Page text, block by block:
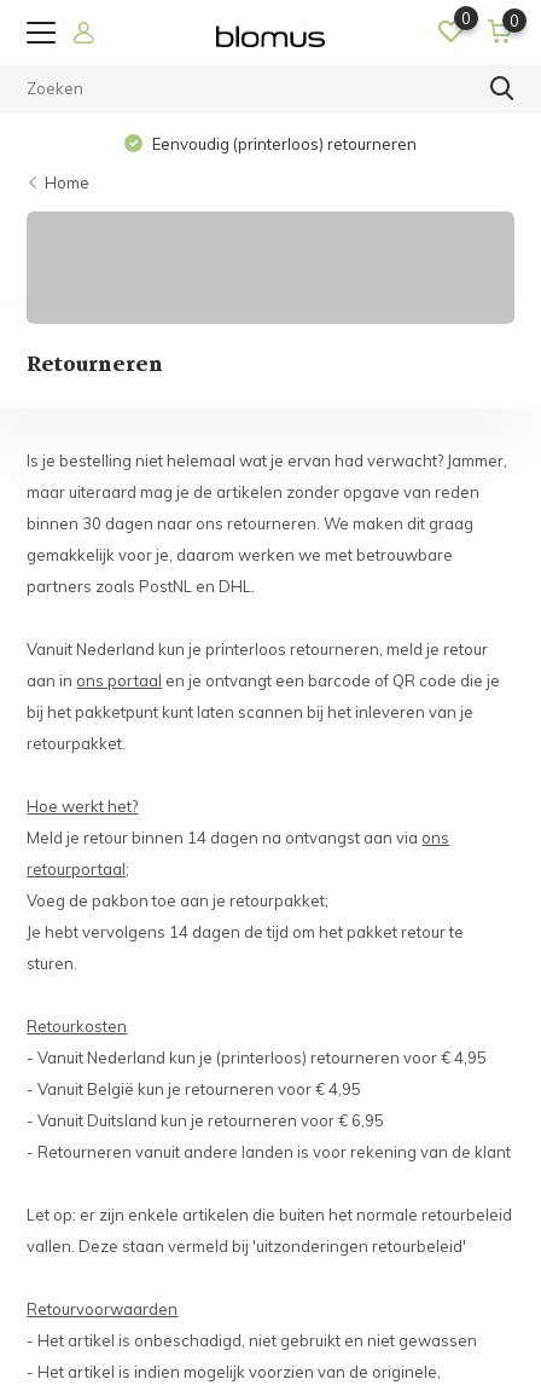
0 0
Eenvoudig (printerloos) retourneren
Home
Retourneren
Is je bestelling niet helemaal wat je ervan had verwacht? Jammer,
maar uiteraard mag je de artikelen zonder opgave van reden
binnen 30 dagen naar ons retourneren. We maken dit graag
gemakkelijk voor je, daarom werken we met betrouwbare
partners zoals PostNL en DHL.
Vanuit Nederland kun je printerloos retourneren, meld je retour
aan in ons portaal en je ontvangt een barcode of QR code die je
bij het pakketpunt kunt laten scannen bij het inleveren van je
retourpakket.
Hoe werkt het?
Meld je retour binnen 14 dagen na ontvangst aan via ons
retourportaal;
Voeg de pakbon toe aan je retourpakket;
Je hebt vervolgens 14 dagen de tijd om het pakket retour te
sturen.
Retourkosten
- Vanuit Nederland kun je (printerloos) retourneren voor € 4,95
- Vanuit België kun je retourneren voor € 4,95
- Vanuit Duitsland kun je retourneren voor € 6,95
- Retourneren vanuit andere landen is voor rekening van de klant
Let op: er zijn enkele artikelen die buiten het normale retourbeleid
vallen. Deze staan vermeld bij 'uitzonderingen retourbeleid'
Retourvoorwaarden
- Het artikel is onbeschadigd, niet gebruikt en niet gewassen
- Het artikel is indien mogelijk voorzien van de originele,